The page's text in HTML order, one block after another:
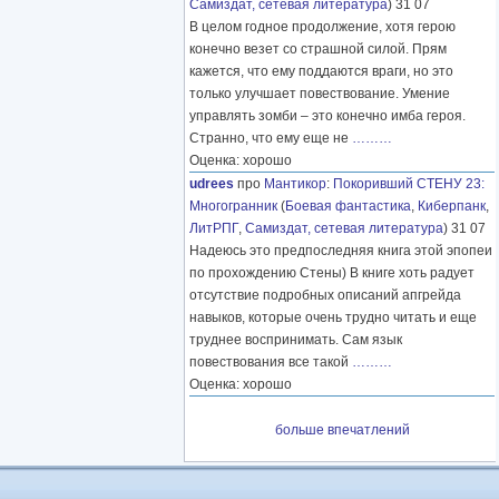
Самиздат, сетевая литература) 31 07
В целом годное продолжение, хотя герою
конечно везет со страшной силой. Прям
кажется, что ему поддаются враги, но это
только улучшает повествование. Умение
управлять зомби – это конечно имба героя.
Странно, что ему еще не ………
Оценка: хорошо
udrees про Мантикор: Покоривший СТЕНУ 23:
Многогранник (Боевая фантастика, Киберпанк,
ЛитРПГ, Самиздат, сетевая литература) 31 07
Надеюсь это предпоследняя книга этой эпопеи
по прохождению Стены) В книге хоть радует
отсутствие подробных описаний апгрейда
навыков, которые очень трудно читать и еще
труднее воспринимать. Сам язык
повествования все такой ………
Оценка: хорошо
больше впечатлений